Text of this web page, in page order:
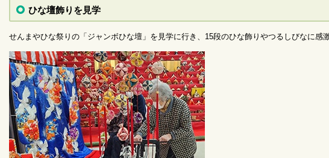
ひな壇飾りを見学
せんまやひな祭りの「ジャンボひな壇」を見学に行き、15段のひな飾りやつるしびなに感
ービスに関するお問い合わせ（代表電話）